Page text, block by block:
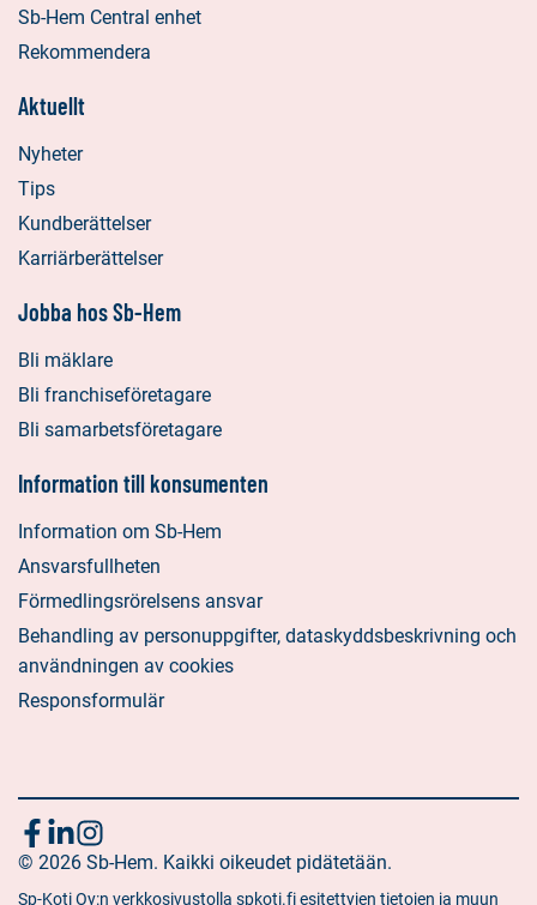
Sb-Hem Central enhet
Rekommendera
Aktuellt
Nyheter
Tips
Kundberättelser
Karriärberättelser
Jobba hos Sb-Hem
Bli mäklare
Bli franchiseföretagare
Bli samarbetsföretagare
Information till konsumenten
Information om Sb-Hem
Ansvarsfullheten
Förmedlingsrörelsens ansvar
Behandling av personuppgifter, dataskyddsbeskrivning och
användningen av cookies
Responsformulär
Följ
oss
Sociala
media:
facebook
Sociala
media:
linkedin
Sociala
media:
instagram
© 2026 Sb-Hem. Kaikki oikeudet pidätetään.
Sp-Koti Oy:n verkkosivustolla spkoti.fi esitettyjen tietojen ja muun